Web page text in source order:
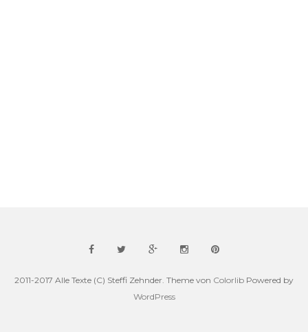
2011-2017 Alle Texte (C) Steffi Zehnder. Theme von Colorlib Powered by
WordPress